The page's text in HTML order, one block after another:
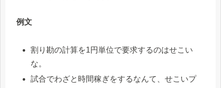
例文
割り勘の計算を1円単位で要求するのはせこい
な。
試合でわざと時間稼ぎをするなんて、せこいプ